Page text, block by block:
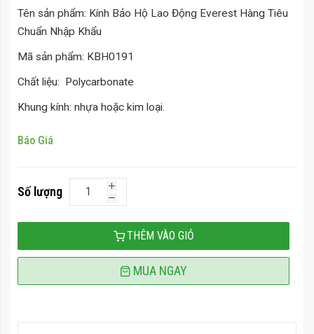
viện
hình
Báo Giá
Tên sản phẩm: Kính Bảo Hộ Lao Động Everest Hàng Tiêu
Chuẩn Nhập Khẩu
Mã sản phẩm: KBH0191
Chất liệu: Polycarbonate
Khung kính: nhựa hoặc kim loại.
Số lượng
THÊM VÀO GIỎ
MUA NGAY